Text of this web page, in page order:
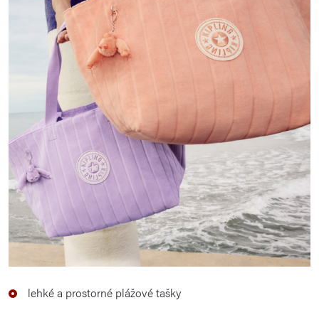
lehké a prostorné plážové tašky